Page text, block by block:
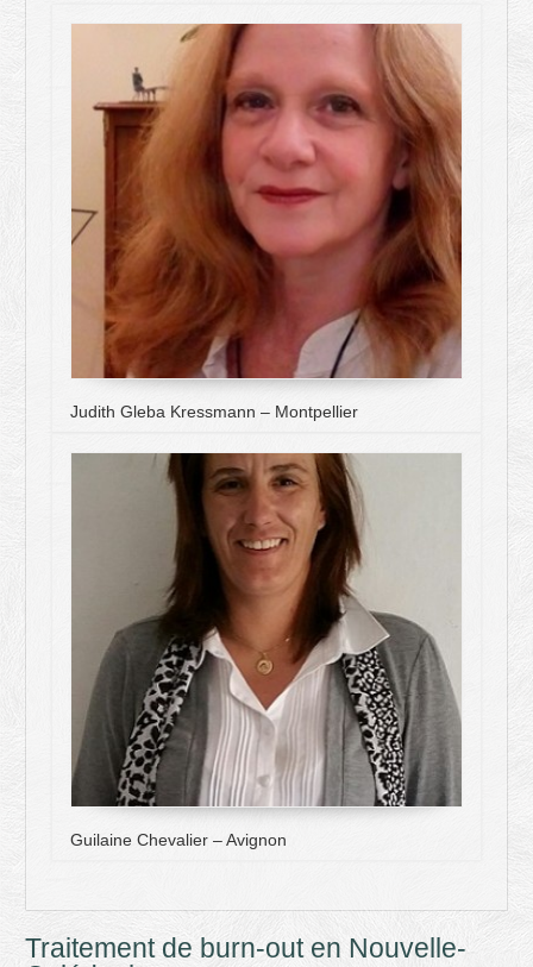
Judith Gleba Kressmann – Montpellier
Guilaine Chevalier – Avignon
Traitement de burn-out en Nouvelle-